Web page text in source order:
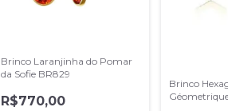
Brinco Laranjinha do Pomar
da Sofie BR829
R$770,00
Brinco